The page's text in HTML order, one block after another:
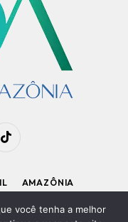
TikTok
AMAZÔNIA
você tenha a melhor